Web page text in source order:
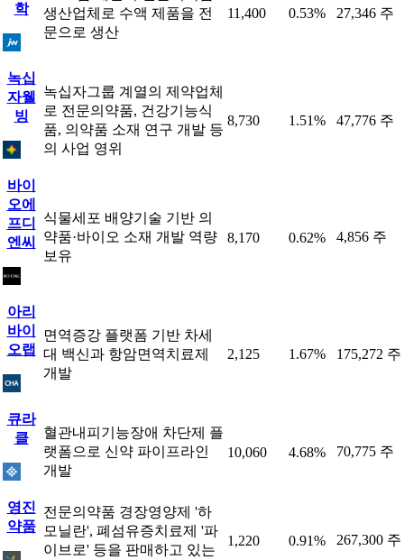
학
생산업체로 수액 제품을 전
문으로 생산
11,400 0.53% 27,346 주
녹십
자웰
빙
녹십자그룹 계열의 제약업체
로 전문의약품, 건강기능식
품, 의약품 소재 연구 개발 등
의 사업 영위
8,730 1.51% 47,776 주
바이
오에
프디
엔씨
식물세포 배양기술 기반 의
약품·바이오 소재 개발 역량
보유
8,170 0.62% 4,856 주
아리
바이
오랩
면역증강 플랫폼 기반 차세
대 백신과 항암면역치료제
개발
2,125 1.67% 175,272 주
큐라
클
혈관내피기능장애 차단제 플
랫폼으로 신약 파이프라인
개발
10,060 4.68% 70,775 주
영진
약품
전문의약품 경장영양제 '하
모닐란', 폐섬유증치료제 '파
이브로' 등을 판매하고 있는
1,220 0.91% 267,300 주